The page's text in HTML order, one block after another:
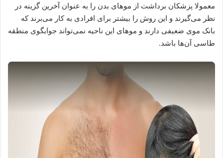
معمولا پزشکان برداشت از موهای بدن را به عنوان آخرین گزینه در
نظر می‌گیرند و این روش را بیشتر برای افرادی به کار می‌برند که
بانک موی ضعیفی دارند و موهای این ناحیه نمی‌تواند جوابگوی منطقه
طاسی آن‌ها باشد.